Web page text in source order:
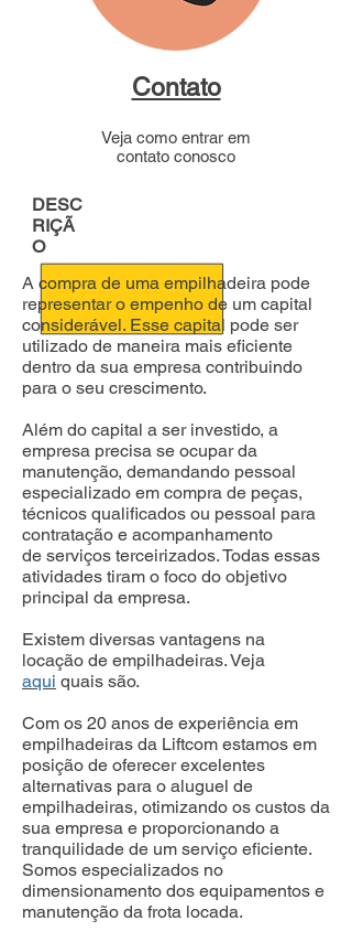
Contato
Veja como entrar em
contato conosco
DESC
RIÇÃ
O
A compra de uma empilhadeira pode
representar o empenho de um capital
considerável. Esse capital pode ser
utilizado de maneira mais eficiente
dentro da sua empresa contribuindo
para o seu crescimento.
Além do capital a ser investido, a
empresa precisa se ocupar da
manutenção, demandando pessoal
especializado em compra de peças,
técnicos qualificados ou pessoal para
contratação e acompanhamento
de serviços terceirizados. Todas essas
atividades tiram o foco do objetivo
principal da empresa.
Existem diversas vantagens na
locação de empilhadeiras. Veja
aqui quais são.
Com os 20 anos de experiência em
empilhadeiras da Liftcom estamos em
posição de oferecer excelentes
alternativas para o aluguel de
empilhadeiras, otimizando os custos da
sua empresa e proporcionando a
tranquilidade de um serviço eficiente.
Somos especializados no
dimensionamento dos equipamentos e
manutenção da frota locada.